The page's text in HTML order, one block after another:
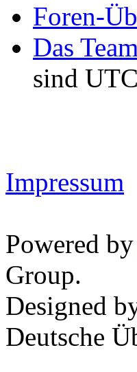
Foren-
Das Team
sind
Impressum
Powered by
Group.
Designed
Deutsche